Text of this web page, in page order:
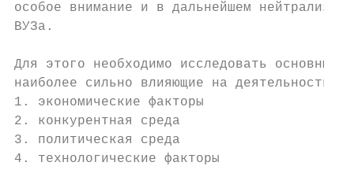
особое внимание и в дальнейшем
ВУЗа.
Для этого необходимо исследовать основные
наиболее сильно влияющие на деятельность
1. экономические факторы
2. конкурентная среда
3. политическая среда
4. технологические факторы